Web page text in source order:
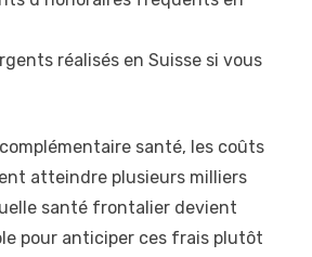
réalisés en Suisse si vous
santé, les coûts
atteindre plusieurs milliers
santé frontalier devient
pour anticiper ces frais plutôt